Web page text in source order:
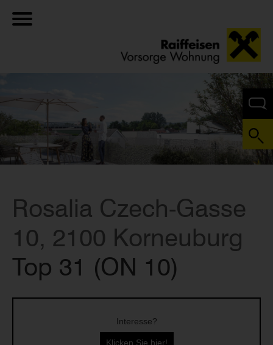
Rosalia Czech-Gasse
10, 2100 Korneuburg
Top 31 (ON 10)
Interesse?
Klicken Sie hier!